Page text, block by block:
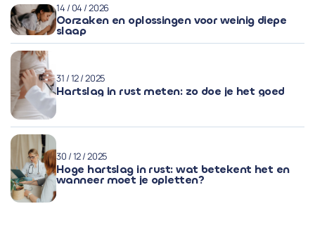
14 / 04 / 2026
Oorzaken en oplossingen voor weinig diepe
slaap
31 / 12 / 2025
Hartslag in rust meten: zo doe je het goed
30 / 12 / 2025
Hoge hartslag in rust: wat betekent het en
wanneer moet je opletten?